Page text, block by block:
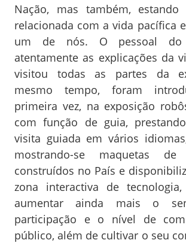
Nação, mas também, estando
relacionada com a vida pacífica
um de nós. O pessoal do
atentamente as explicações da
visitou todas as partes da
mesmo tempo, foram
primeira vez, na exposição
com função de guia,
visita guiada em vários
mostrando-se maquetas de
construídos no País e
zona interactiva de
aumentar ainda mais o
participação e o nível de
público, além de cultivar o seu